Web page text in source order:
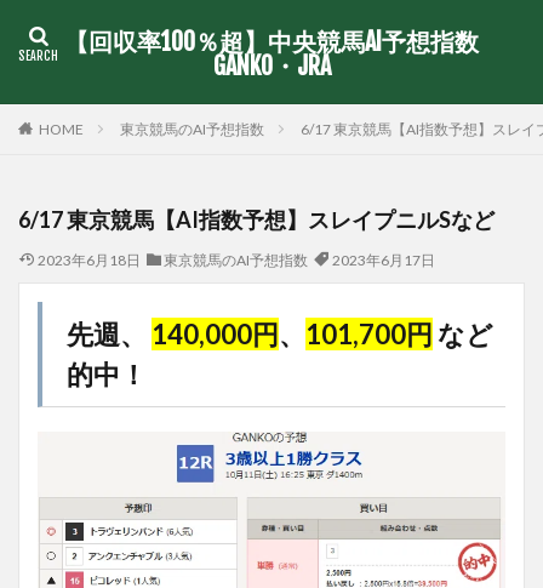
【回収率100％超】中央競馬AI予想指数
GANKO・JRA
HOME 東京競馬のAI予想指数 6/17 東京競馬【AI指数予想】スレイ
6/17 東京競馬【AI指数予想】スレイプニルSなど
2023年6月18日 東京競馬のAI予想指数 2023年6月17日
先週、 140,000円、 101,700円 など
的中！